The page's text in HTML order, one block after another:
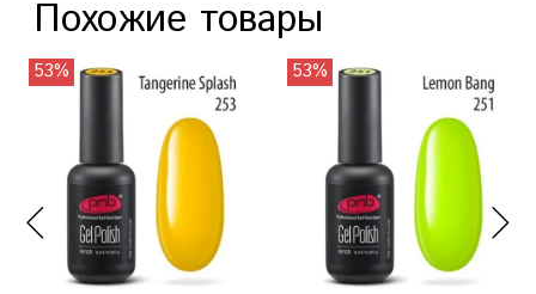
Похожие товары
53% 53%